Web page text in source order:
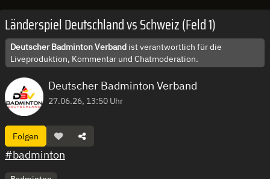
Länderspiel Deutschland vs Schweiz (Feld 1)
Deutscher Badminton Verband ist verantwortlich für die
Liveproduktion, Kommentar und Chatmoderation.
Deutscher Badminton Verband
27.06.26, 13:50 Uhr
Folgen
#badminton